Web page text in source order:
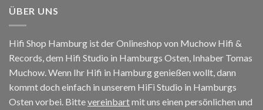
ÜBER UNS
Hifi Shop Hamburg ist der Onlineshop von Muchow Hifi &
Records, dem Hifi Studio in Hamburgs Osten, Inhaber Tomas
Muchow. Wenn Ihr Hifi in Hamburg genießen wollt, dann
kommt doch einfach in unserem HiFi Studio in Hamburgs
Osten vorbei. Bittevereinbartmit uns einen persönlichen und